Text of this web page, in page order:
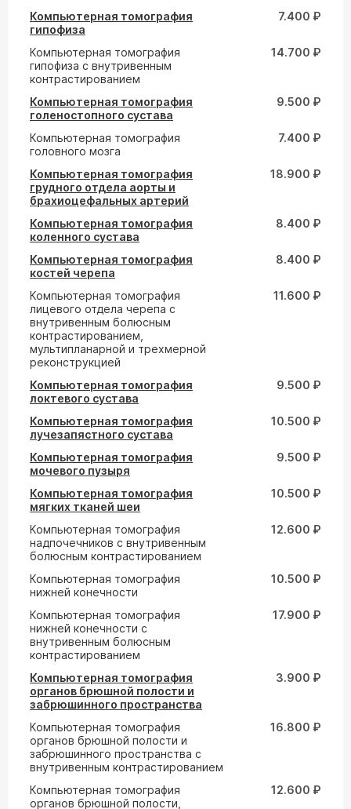
Компьютерная томография
гипофиза
7.400 ₽
Компьютерная томография
гипофиза с внутривенным
контрастированием
14.700 ₽
Компьютерная томография
голеностопного сустава
9.500 ₽
Компьютерная томография
головного мозга
7.400 ₽
Компьютерная томография
грудного отдела аорты и
брахиоцефальных артерий
18.900 ₽
Компьютерная томография
коленного сустава
8.400 ₽
Компьютерная томография
костей черепа
8.400 ₽
Компьютерная томография
лицевого отдела черепа с
внутривенным болюсным
контрастированием,
мультипланарной и трехмерной
реконструкцией
11.600 ₽
Компьютерная томография
локтевого сустава
9.500 ₽
Компьютерная томография
лучезапястного сустава
10.500 ₽
Компьютерная томография
мочевого пузыря
9.500 ₽
Компьютерная томография
мягких тканей шеи
10.500 ₽
Компьютерная томография
надпочечников с внутривенным
болюсным контрастированием
12.600 ₽
Компьютерная томография
нижней конечности
10.500 ₽
Компьютерная томография
нижней конечности с
внутривенным болюсным
контрастированием
17.900 ₽
Компьютерная томография
органов брюшной полости и
забрюшинного пространства
3.900 ₽
Компьютерная томография
органов брюшной полости и
забрюшинного пространства с
внутривенным контрастированием
16.800 ₽
Компьютерная томография
органов брюшной полости,
12.600 ₽